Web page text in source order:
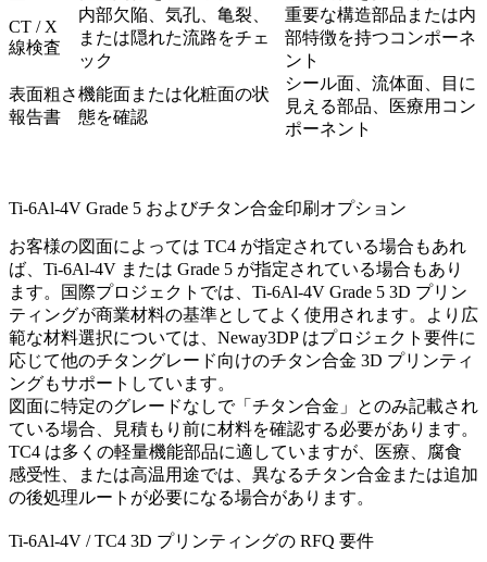
CT / X
線検査
内部欠陥、気孔、亀裂、
または隠れた流路をチェ
ック
重要な構造部品または内
部特徴を持つコンポーネ
ント
表面粗さ
報告書
機能面または化粧面の状
態を確認
シール面、流体面、目に
見える部品、医療用コン
ポーネント
Ti-6Al-4V Grade 5 およびチタン合金印刷オプション
お客様の図面によっては TC4 が指定されている場合もあれ
ば、Ti-6Al-4V または Grade 5 が指定されている場合もあり
ます。国際プロジェクトでは、 Ti-6Al-4V Grade 5 3D プリン
ティングが商業材料の基準としてよく使用されます。より広
範な材料選択については、Neway3DP はプロジェクト要件に
応じて他のチタングレード向けのチタン合金 3D プリンティ
ングもサポートしています。
図面に特定のグレードなしで「チタン合金」とのみ記載され
ている場合、見積もり前に材料を確認する必要があります。
TC4 は多くの軽量機能部品に適していますが、医療、腐食
感受性、または高温用途では、異なるチタン合金または追加
の後処理ルートが必要になる場合があります。
Ti-6Al-4V / TC4 3D プリンティングの RFQ 要件